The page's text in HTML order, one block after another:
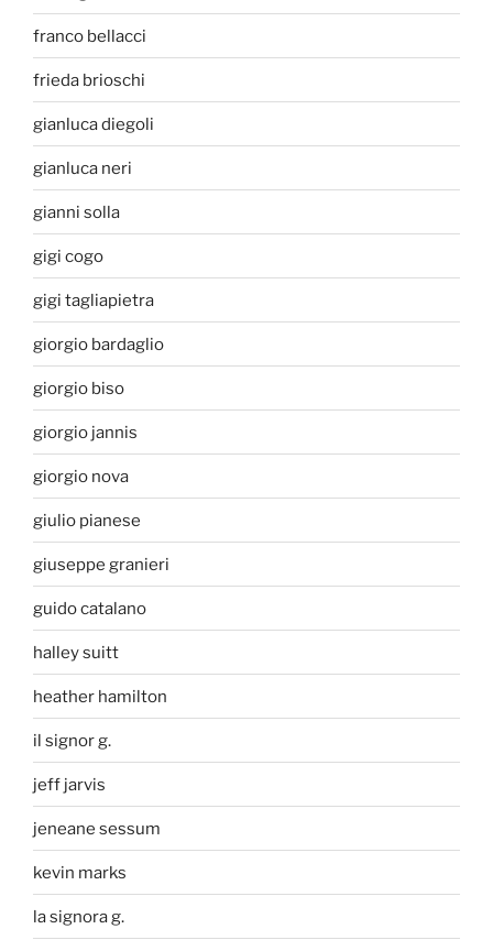
franco bellacci
frieda brioschi
gianluca diegoli
gianluca neri
gianni solla
gigi cogo
gigi tagliapietra
giorgio bardaglio
giorgio biso
giorgio jannis
giorgio nova
giulio pianese
giuseppe granieri
guido catalano
halley suitt
heather hamilton
il signor g.
jeff jarvis
jeneane sessum
kevin marks
la signora g.